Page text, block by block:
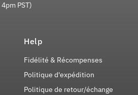
PST)
Help
Fidélité & Récompenses
Politique d'expédition
Politique de retour/échange